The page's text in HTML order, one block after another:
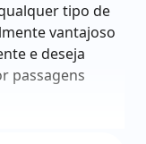
tipo de
vantajoso
e deseja
passagens